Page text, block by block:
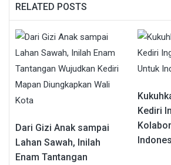
RELATED POSTS
Dari Gizi Anak sampai
Lahan Sawah, Inilah
Enam Tantangan
Kediri